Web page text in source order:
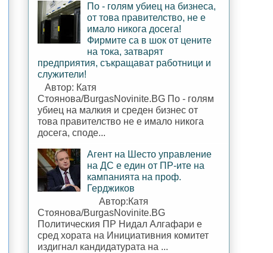
По - голям убиец на бизнеса,
от това правителство, не е
имало никога досега!
Фирмите са в шок от цените
на тока, затварят
предприятия, съкращават работници и
служители!
Автор: Катя
Стоянова/BurgasNovinite.BG По - голям
убиец на малкия и среден бизнес от
това правителство не е имало никога
досега, споде...
Агент на Шесто управление
на ДС е един от ПР-ите на
кампанията на проф.
Герджиков
Автор:Катя
Стоянова/BurgasNovinite.BG
Политическия ПР Нидал Алгафари е
сред хората на Инициативния комитет
издигнал кандидатурата на ...